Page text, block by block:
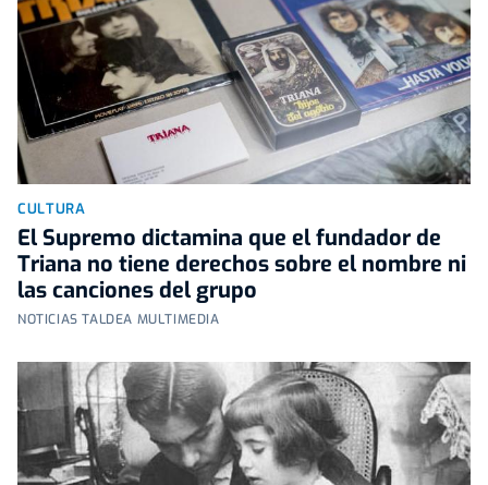
CULTURA
El Supremo dictamina que el fundador de
Triana no tiene derechos sobre el nombre ni
las canciones del grupo
NOTICIAS TALDEA MULTIMEDIA